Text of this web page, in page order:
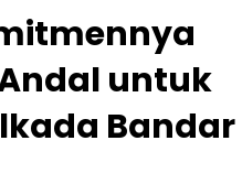
untuk
Bandar